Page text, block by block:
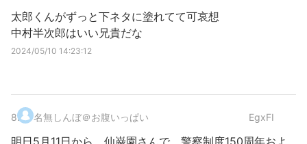
太郎くんがずっと下ネタに塗れてて可哀想
中村半次郎はいい兄貴だな
2024/05/10 14:23:12
8. 名無しんぼ＠お腹いっぱい EgxFI